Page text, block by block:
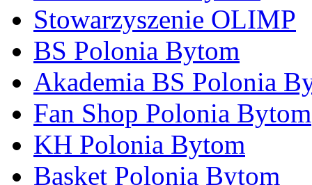
Stowarzyszenie OLIMP
BS Polonia Bytom
Akademia BS Polonia
Fan Shop Polonia Bytom
KH Polonia Bytom
Basket Polonia Bytom